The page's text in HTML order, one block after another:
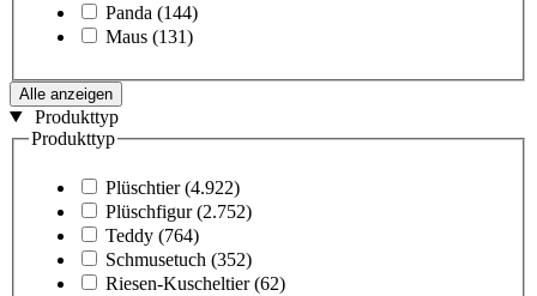
Panda (144)
Maus (131)
Alle anzeigen
Produkttyp
Produkttyp
Plüschtier (4.922)
Plüschfigur (2.752)
Teddy (764)
Schmusetuch (352)
Riesen-Kuscheltier (62)